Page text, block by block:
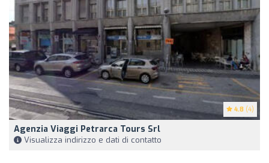
4.8 (4)
Agenzia Viaggi Petrarca Tours Srl
Visualizza indirizzo e dati di contatto